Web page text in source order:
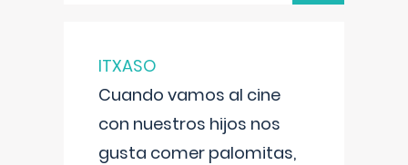
ITXASO
Cuando vamos al cine
con nuestros hijos nos
gusta comer palomitas,